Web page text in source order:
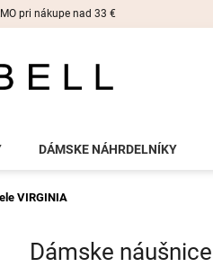
pri nákupe nad 33 €
DÁMSKE NÁHRDELNÍKY
VIRGINIA
Dámske